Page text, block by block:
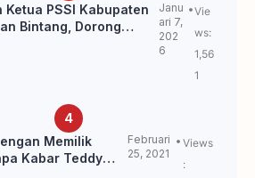
Ketua PSSI Kabupaten
Bintang, Dorong
Janu
ari 7,
202
6
Vie
ws:
1,56
1
Memilik
Kabar Teddy
Februari
25, 2021
Views
: